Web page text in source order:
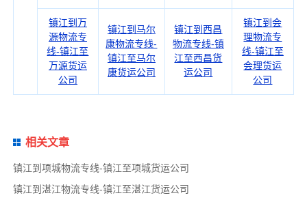
镇江到万
源物流专
线-镇江至
万源货运
公司
镇江到马尔
康物流专线-
镇江至马尔
康货运公司
镇江到西昌
物流专线-镇
江至西昌货
运公司
镇江到会
理物流专
线-镇江至
会理货运
公司
相关文章
镇江到项城物流专线-镇江至项城货运公司
镇江到湛江物流专线-镇江至湛江货运公司